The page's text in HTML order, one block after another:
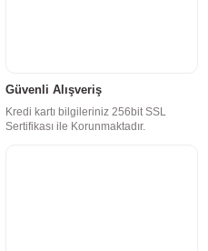
Güvenli Alışveriş
Kredi kartı bilgileriniz 256bit SSL
Sertifikası ile Korunmaktadır.